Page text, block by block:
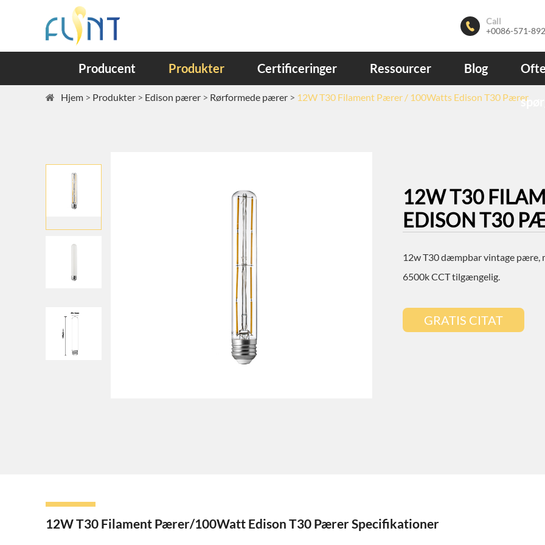

Call
+0086-571-
Producent Produkter Certificeringer Ressourcer Blog
Hjem Produkter Edison pærer Rørformede pærer 12W T30 Filament Pærer / 100Watts Edison T30 Pærer
12W T30
EDISON T30
12w T30 dæmpbar vintage
6500k CCT tilgængelig.
GRATIS CITAT
12W T30 Filament Pærer/100Watt Edison T30 Pærer Specifikationer